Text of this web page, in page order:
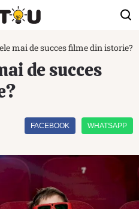
mai de succes filme din istorie?
de succes
FACEBOOK WHATSAPP